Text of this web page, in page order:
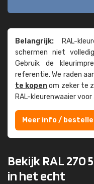
Belangrijk: RAL-
schermen niet
Gebruik de
referentie. We raden
te kopenom zeker te
RAL-kleuren­waaier voor
Meer info /
Bekijk RAL 270
in het echt